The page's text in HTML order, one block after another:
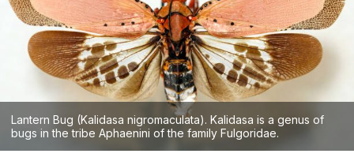
Lantern Bug (Kalidasa nigromaculata). Kalidasa is a genus of
bugs in the tribe Aphaenini of the family Fulgoridae.